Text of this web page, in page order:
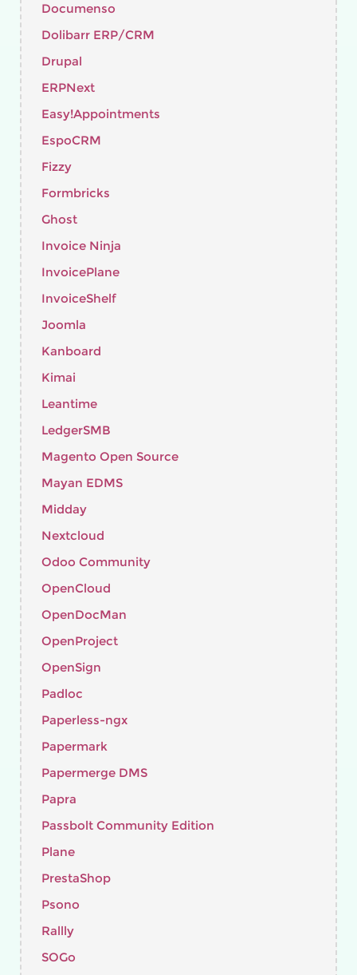
Documenso
Dolibarr ERP/CRM
Drupal
ERPNext
Easy!Appointments
EspoCRM
Fizzy
Formbricks
Ghost
Invoice Ninja
InvoicePlane
InvoiceShelf
Joomla
Kanboard
Kimai
Leantime
LedgerSMB
Magento Open Source
Mayan EDMS
Midday
Nextcloud
Odoo Community
OpenCloud
OpenDocMan
OpenProject
OpenSign
Padloc
Paperless-ngx
Papermark
Papermerge DMS
Papra
Passbolt Community Edition
Plane
PrestaShop
Psono
Rallly
SOGo